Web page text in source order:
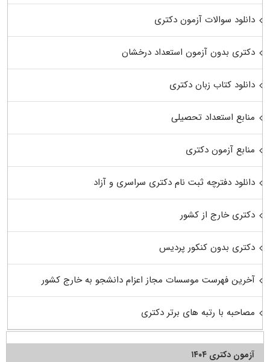
دانلود سوالات آزمون دکتری
دکتری بدون آزمون استعداد درخشان
دانلود کتاب زبان دکتری
منابع استعداد تحصیلی
منابع آزمون دکتری
دانلود دفترچه ثبت نام دکتری سراسری و آزاد
دکتری خارج از کشور
دکتری بدون کنکور پردیس
آخرین فهرست موسسات مجاز اعزام دانشجو به خارج کشور
مصاحبه با رتبه های برتر دکتری
آزمون دکتری ۱۴۰۴